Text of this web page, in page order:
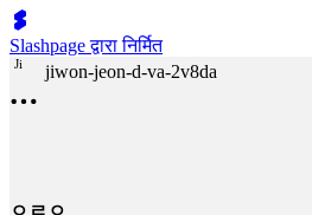
Slashpage द्वारा निर्मित
Ji jiwon-jeon-d-va-2v8da
ㅇㄹㅇ